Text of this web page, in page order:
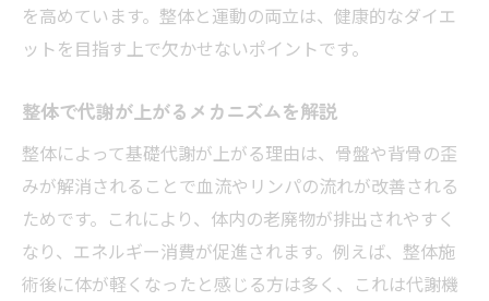
を高めています。整体と運動の両立は、健康的なダイエ
ットを目指す上で欠かせないポイントです。
整体で代謝が上がるメカニズムを解説
整体によって基礎代謝が上がる理由は、骨盤や背骨の歪
みが解消されることで血流やリンパの流れが改善される
ためです。これにより、体内の老廃物が排出されやすく
なり、エネルギー消費が促進されます。例えば、整体施
術後に体が軽くなったと感じる方は多く、これは代謝機